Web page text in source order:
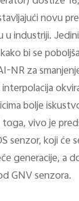
novu
u industriji.
bi se
NR za
bolje
vivo je
senzor, koji će
generacije, a
GNV senzora.